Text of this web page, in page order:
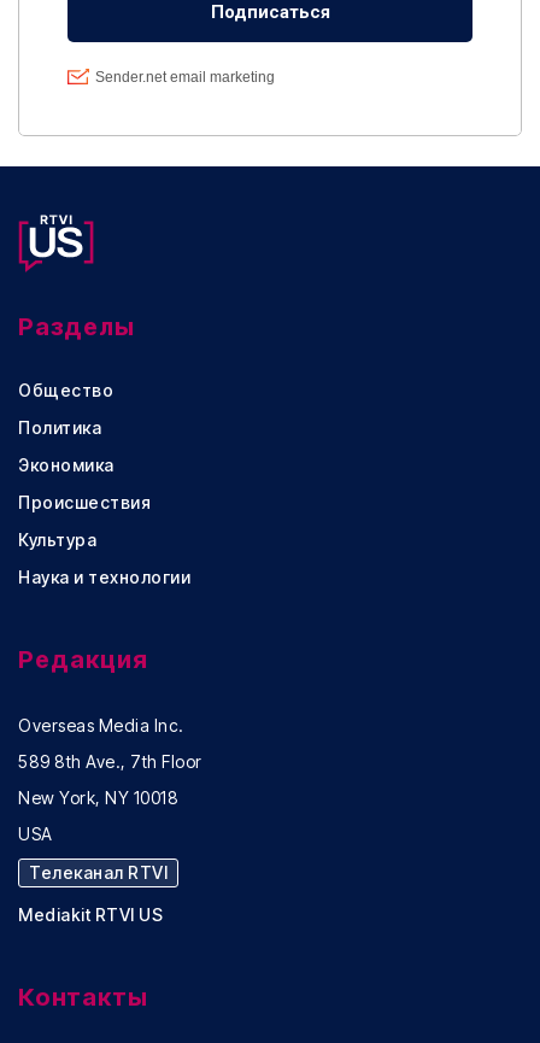
Разделы
Общество
Политика
Экономика
Происшествия
Культура
Наука и технологии
Редакция
Overseas Media Inc.
589 8th Ave., 7th Floor
New York, NY 10018
USA
Телеканал RTVI
Mediakit RTVI US
Контакты